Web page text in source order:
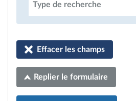
Type de recherche
Effacer les champs
Replier le formulaire